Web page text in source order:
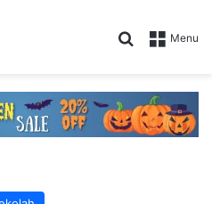
Menu
Search for